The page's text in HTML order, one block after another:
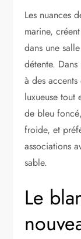
Les nuances
marine,
dans une
détente.
à des
luxueuse tout
de bleu
froide, et
associations
sable.
Le